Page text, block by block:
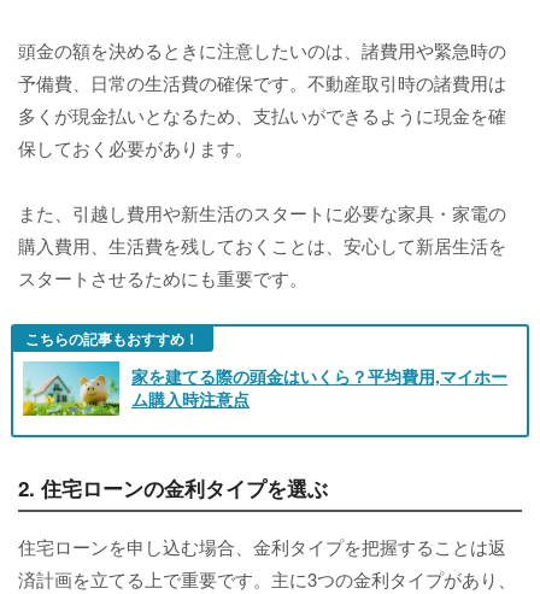
頭金の額を決めるときに注意したいのは、諸費用や緊急時の
予備費、日常の生活費の確保です。不動産取引時の諸費用は
多くが現金払いとなるため、支払いができるように現金を確
保しておく必要があります。
また、引越し費用や新生活のスタートに必要な家具・家電の
購入費用、生活費を残しておくことは、安心して新居生活を
スタートさせるためにも重要です。
こちらの記事もおすすめ！
家を建てる際の頭金はいくら？平均費用,マイホー
ム購入時注意点
2. 住宅ローンの金利タイプを選ぶ
住宅ローンを申し込む場合、金利タイプを把握することは返
済計画を立てる上で重要です。主に3つの金利タイプがあり、